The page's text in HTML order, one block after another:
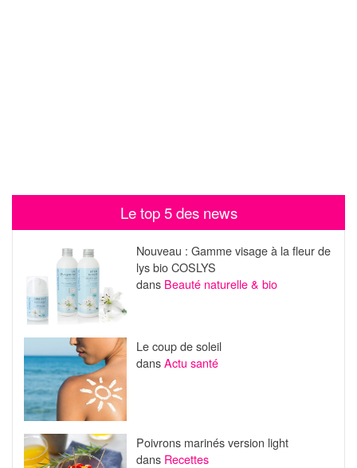
Le top 5 des news
Nouveau : Gamme visage à la fleur de
lys bio COSLYS
dans Beauté naturelle & bio
Le coup de soleil
dansActu santé
Poivrons marinés version light
dans Recettes